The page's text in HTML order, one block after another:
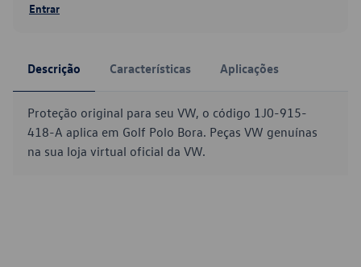
Entrar
Descrição Características Aplicações
Proteção original para seu VW, o código 1J0-915-
418-A aplica em Golf Polo Bora. Peças VW genuínas
na sua loja virtual oficial da VW.